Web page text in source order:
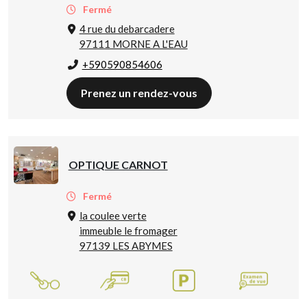
Fermé
4 rue du debarcadere
97111 MORNE A L'EAU
+590590854606
Prenez un rendez-vous
OPTIQUE CARNOT
Fermé
la coulee verte
immeuble le fromager
97139 LES ABYMES